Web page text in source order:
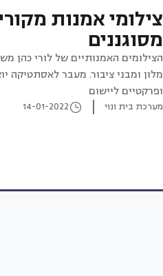
צילומי אמנות
מסוגננים
הצילומים האמנותיים של לורי כהן
מלון ומבני ציבור. מעבר לאסתטיקה
ופרקטיים ליישום
מערכת בית ונוי 14-01-2022